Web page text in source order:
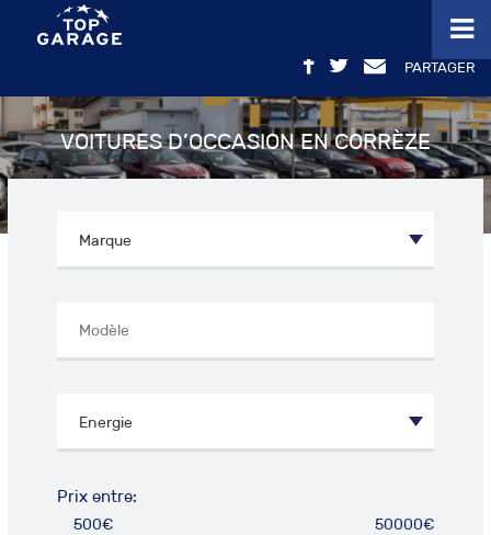
PARTAGER
VOITURES D’OCCASION EN CORRÈZE
Prix entre:
500€ 50000€